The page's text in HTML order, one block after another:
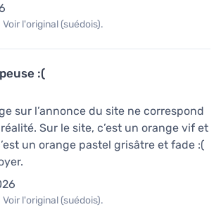
l'original (suédois).
:(
sur l’annonce du site ne correspond
Sur le site, c’est un orange vif et
un orange pastel grisâtre et fade :(
l'original (suédois).